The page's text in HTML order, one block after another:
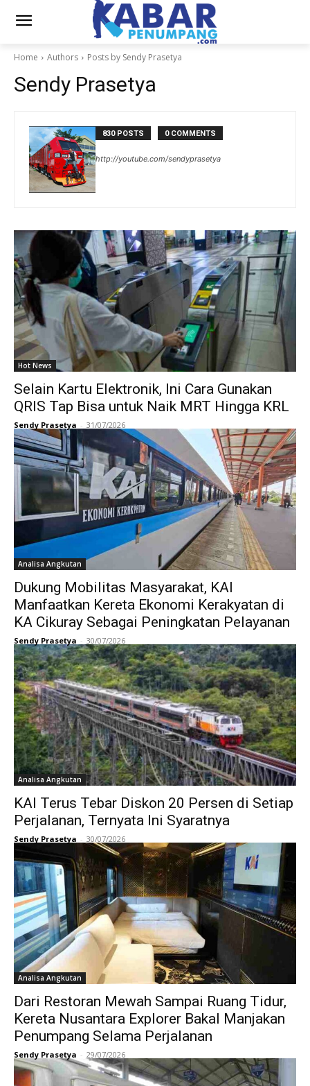
Home Authors Posts by Sendy Prasetya
Sendy Prasetya
830 POSTS 0 COMMENTS
http://youtube.com/sendyprasetya
Hot News
Selain Kartu Elektronik, Ini Cara Gunakan
QRIS Tap Bisa untuk Naik MRT Hingga KRL
Sendy Prasetya - 31/07/2026
Analisa Angkutan
Dukung Mobilitas Masyarakat, KAI
Manfaatkan Kereta Ekonomi Kerakyatan di
KA Cikuray Sebagai Peningkatan Pelayanan
Sendy Prasetya - 30/07/2026
Analisa Angkutan
KAI Terus Tebar Diskon 20 Persen di Setiap
Perjalanan, Ternyata Ini Syaratnya
Sendy Prasetya - 30/07/2026
Analisa Angkutan
Dari Restoran Mewah Sampai Ruang Tidur,
Kereta Nusantara Explorer Bakal Manjakan
Penumpang Selama Perjalanan
Sendy Prasetya - 29/07/2026